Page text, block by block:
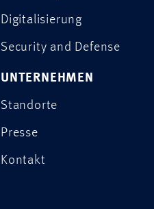
Digitalisierung
Security and Defense
UNTERNEHMEN
Standorte
Presse
Kontakt